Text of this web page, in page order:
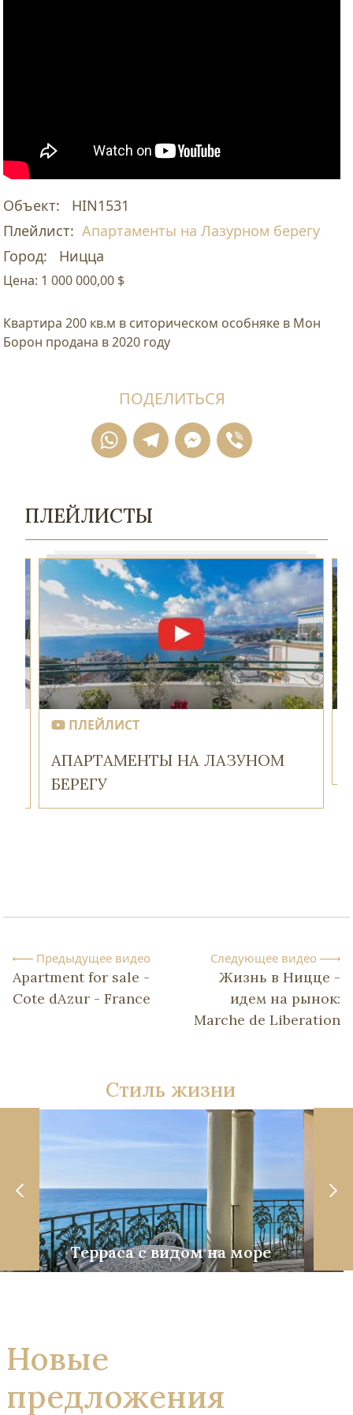
Объект:
HIN1531
Плейлист: Апартаменты на Лазурном берегу
Город:
Ницца
Цена: 1 000 000,00 $
Квартира 200 кв.м в ситорическом особняке в Мон
Борон продана в 2020 году
ПОДЕЛИТЬСЯ
WhatsApp
Telegram
Messenger
ПЛЕЙЛИСТЫ
ПЛЕЙЛИСТ
АПАРТАМЕНТЫ НА ЛАЗУНОМ
БЕРЕГУ
Предыдущее видео
Apartment for sale -
Cote dAzur - France
Следующее видео
Жизнь в Ницце -
идем на рынок:
Marche de Liberation
Стиль жизни
Терраса с видом на море
Новые
предложения